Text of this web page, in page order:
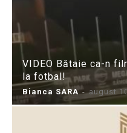
VIDEO Bătaie ca-n
la fotbal!
Bianca SARA - august